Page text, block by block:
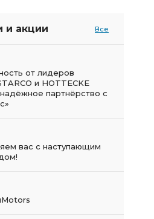
и акции Все
от лидеров
и HOTTECKE
партнёрство с
вас с наступающим